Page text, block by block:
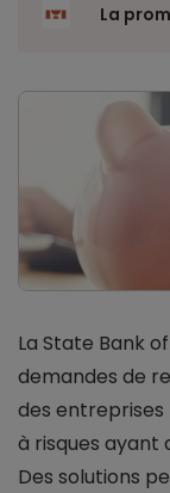
La
La State Bank
demandes de
des
à risques ayant
Des solutions